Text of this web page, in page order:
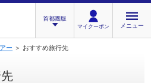
首都圏版
マイクーポン メニュー
ー ＞ おすすめ旅行先